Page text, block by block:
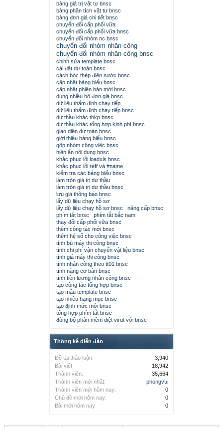
bảng giá trị vật tư bnsc
bảng phân tích vật tư bnsc
bảng đơn giá chi tiết bnsc
chuyển đổi cấp phối vữa
chuyển đổi cấp phối vữa bnsc
chuyển đổi nhóm nc bnsc
chuyển đổi nhóm nhân công
chuyển đổi nhóm nhân công bnsc
chỉnh sửa template bnsc
cài đặt dự toán bnsc
cách bóc thép điện nước bnsc
cập nhật bảng biểu bnsc
cập nhật phiên bản mới bnsc
dùng nhiều bộ đơn giá bnsc
dữ liệu thẩm định chạy tiếp
dữ liệu thẩm định chạy tiếp bnsc
dự thầu khác thkp bnsc
dự thầu khác tổng hợp kinh phí bnsc
giao diện dự toán bnsc
giới thiệu bảng biểu bnsc
gộp nhóm công việc bnsc
hiện ẩn nội dung bnsc
khắc phục lỗi loadxls bnsc
khắc phục lỗi reff và #name
kiểm tra các bảng biểu bnsc
làm tròn giá trị dự thầu
làm tròn giá trị dự thầu bnsc
lưu giá thông báo bnsc
lấy dữ liệu chạy hồ sơ
lấy dữ liệu chạy hồ sơ bnsc
nâng cấp bnsc
phím tắt bnsc
phím tắt bắc nam
thay đổi cấp phối vữa bnsc
thêm công tác mới bnsc
thêm hệ số cho công việc bnsc
tính bù máy thi công bnsc
tính chi phí vận chuyển vật liệu bnsc
tính giá máy thi công bnsc
tính nhân công theo tt01 bnsc
tính năng cơ bản bnsc
tính tiền lương nhân công bnsc
tạo công tác tổng hợp bnsc
tạo mẫu template bnsc
tạo nhiều hạng mục bnsc
tạo định mức mới bnsc
tổng hợp phím tắt bnsc
đồng bộ phần mềm diệt virut với bnsc
Thống kê diễn đàn
Đề tài thảo luận:
3,940
Bài viết:
18,942
Thành viên:
35,664
Thành viên mới nhất:
phongvui
Thành viên mới hôm nay:
0
Chủ đề mới hôm nay:
0
Bài mới hôm nay:
0